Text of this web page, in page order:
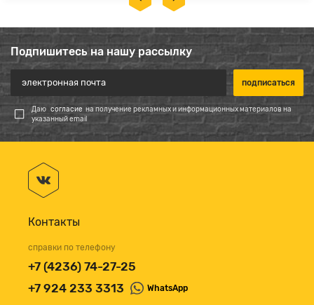
Подпишитесь на нашу рассылку
Даю согласие на получение рекламных и информационных материалов на
указанный email
Контакты
справки по телефону
+7 (4236) 74-27-25
+7 924 233 3313
WhatsApp